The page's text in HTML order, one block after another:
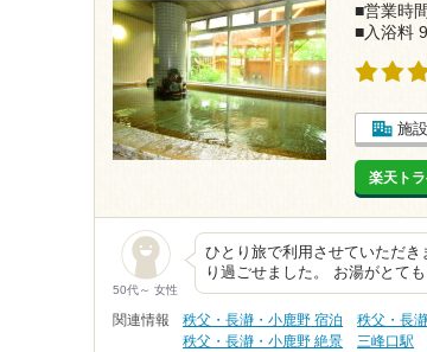
■営業時
■入浴料
施
楽天ト
50代～ 女性
ひとり旅で利用させていただ
り過ごせました。 お湯がとて
関連情報 秩父・長瀞・小鹿野 宿泊 秩父・長
秩父・長瀞・小鹿野 絶景
三峰口駅